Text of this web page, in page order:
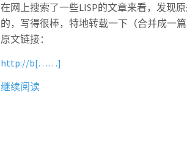
在网上搜索了一些LISP的文章来看，发现
的，写得很棒，特地转载一下（合并成一
原文链接：
http://b[……]
继续阅读